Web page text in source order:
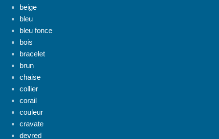
beige
bleu
bleu fonce
bois
bracelet
brun
chaise
collier
corail
couleur
cravate
devred